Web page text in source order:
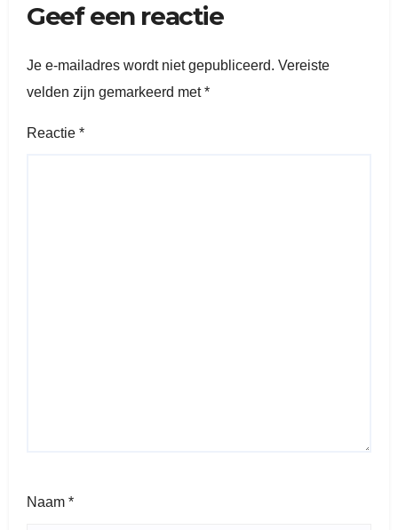
Geef een reactie
Je e-mailadres wordt niet gepubliceerd. Vereiste
velden zijn gemarkeerd met*
Reactie *
Naam *